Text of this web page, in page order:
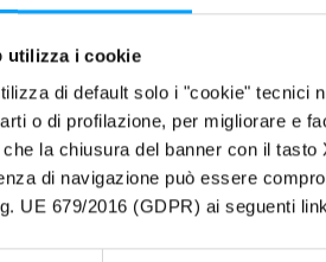
utilizza i cookie
di default solo i "cookie" tecnici
o di profilazione, per migliorare e
la chiusura del banner con il
di navigazione può essere
UE 679/2016 (GDPR) ai seguenti
NOVITÀ